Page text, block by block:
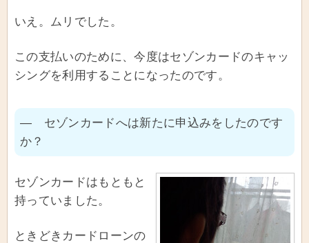
いえ。ムリでした。
この支払いのために、今度はセゾンカードのキャッ
シングを利用することになったのです。
― セゾンカードへは新たに申込みをしたのです
か？
セゾンカードはもともと
持っていました。
ときどきカードローンの